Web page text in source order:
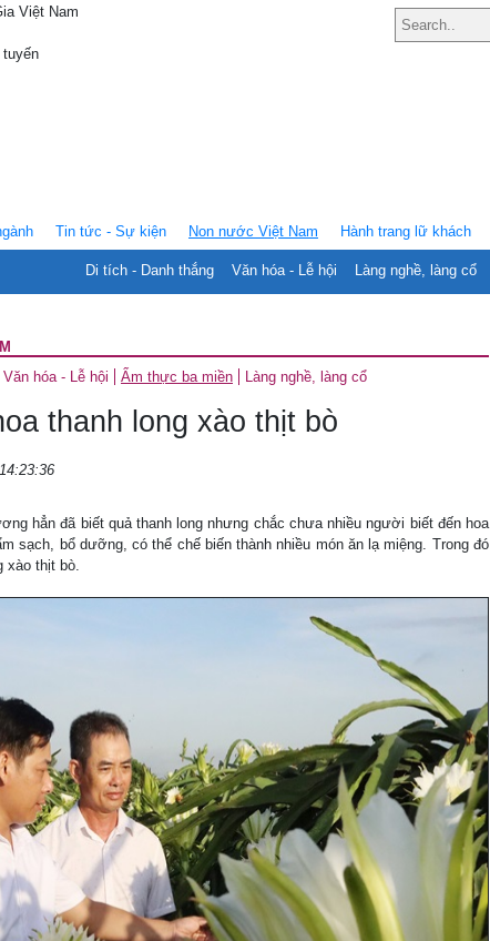
Tin tức - Sự kiện Non nước Việt Nam
Di tích - Danh thắng Văn hóa - Lễ hội Làng nghề, làng cổ
Hành trang lữ khách
Văn hóa - Lễ hội Ẩm thực ba miền Làng nghề, làng cổ
thanh long xào thịt bò
hẳn đã biết quả thanh long nhưng chắc chưa nhiều người biết đến hoa
sạch, bổ dưỡng, có thể chế biến thành nhiều món ăn lạ miệng. Trong đó
xào thịt bò.